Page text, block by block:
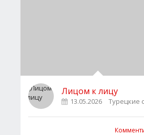
Лицом к лицу
13.05.2026 Турецкие